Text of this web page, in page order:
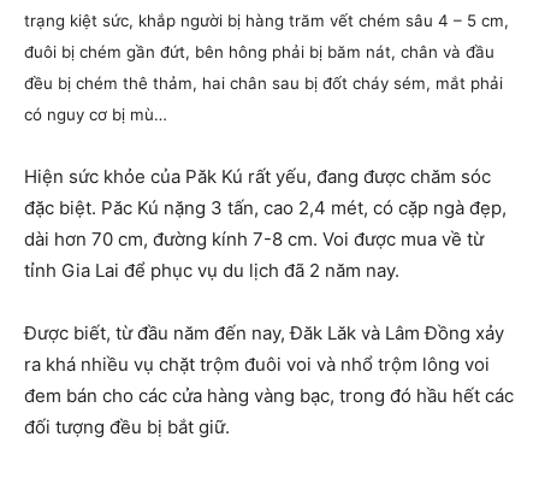
trạng kiệt sức, khắp người bị hàng trăm vết chém sâu 4 – 5 cm,
đuôi bị chém gần đứt, bên hông phải bị băm nát, chân và đầu
đều bị chém thê thảm, hai chân sau bị đốt cháy sém, mắt phải
có nguy cơ bị mù…
Hiện sức khỏe của Păk Kú rất yếu, đang được chăm sóc
đặc biệt. Păc Kú nặng 3 tấn, cao 2,4 mét, có cặp ngà đẹp,
dài hơn 70 cm, đường kính 7-8 cm. Voi được mua về từ
tỉnh Gia Lai để phục vụ du lịch đã 2 năm nay.
Được biết, từ đầu năm đến nay, Đăk Lăk và Lâm Đồng xảy
ra khá nhiều vụ chặt trộm đuôi voi và nhổ trộm lông voi
đem bán cho các cửa hàng vàng bạc, trong đó hầu hết các
đối tượng đều bị bắt giữ.